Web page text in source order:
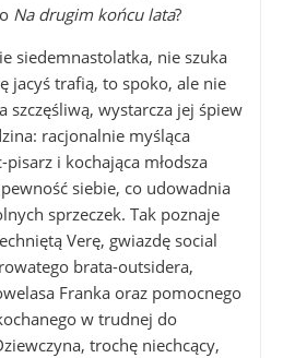
Na drugim końcu lata?
siedemnastolatka, nie szuka
jacyś trafią, to spoko, ale nie
szczęśliwą, wystarcza jej śpiew
racjonalnie myśląca
i kochająca młodsza
siebie, co udowadnia
sprzeczek. Tak poznaje
Verę, gwiazdę social
brata-outsidera,
Franka oraz pomocnego
w trudnej do
trochę niechcący,